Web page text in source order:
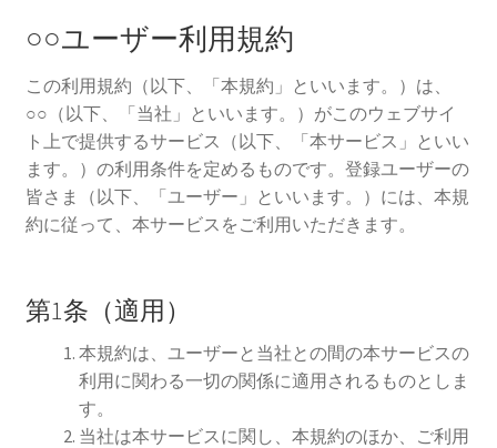
○○ユーザー利用規約
この利用規約（以下、「本規約」といいます。）は、
○○（以下、「当社」といいます。）がこのウェブサイ
ト上で提供するサービス（以下、「本サービス」といい
ます。）の利用条件を定めるものです。登録ユーザーの
皆さま（以下、「ユーザー」といいます。）には、本規
約に従って、本サービスをご利用いただきます。
第1条（適用）
本規約は、ユーザーと当社との間の本サービスの
利用に関わる一切の関係に適用されるものとしま
す。
当社は本サービスに関し、本規約のほか、ご利用